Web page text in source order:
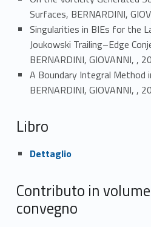
Surfaces, BERNARDINI,
Singularities in BIEs for the
Joukowski Trailing–Edge
BERNARDINI, GIOVANNI, ,
A Boundary Integral Method
BERNARDINI, GIOVANNI, ,
Libro
Link identifier #identifier_person_162400-74
Dettaglio
Contributo in
convegno